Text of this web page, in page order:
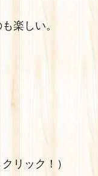
楽しい。
リック！）